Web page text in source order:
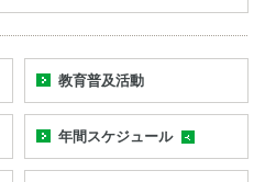
教育普及活動
年間スケジュール